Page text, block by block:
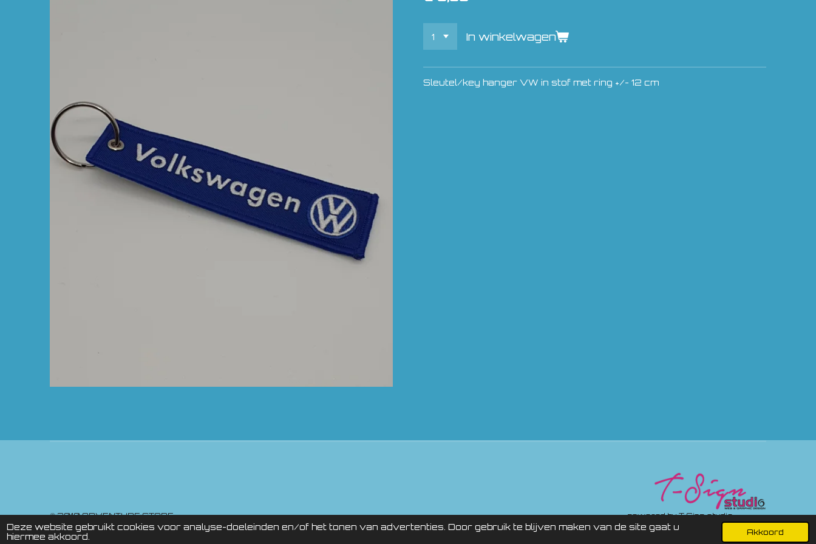
Deze website gebruikt cookies voor analyse-doeleinden en/of het tonen van advertenties. Door gebruik te blijven maken van de site gaat u
hiermee akkoord.
Akkoord
In winkelwagen
Sleutel/key hanger VW in stof met ring +/- 12 cm
© 2010 ADVENTURE STORE powered byT Sign studio